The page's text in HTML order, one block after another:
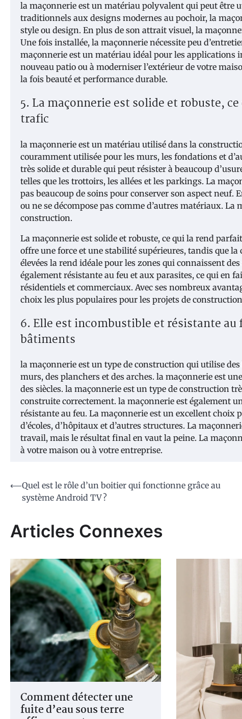
la maçonnerie est un matériau polyvalent qui peut être
traditionnels aux designs modernes au pochoir, la
style ou design. En plus de son attrait visuel, la
Une fois installée, la maçonnerie nécessite peu
maçonnerie est un matériau idéal pour les applications
nouveau patio ou à moderniser l’extérieur de votre
la fois beauté et performance durable.
5. La maçonnerie est solide et robuste,
trafic
la maçonnerie est un matériau utilisé dans la
couramment utilisée pour les murs, les fondations et
très solide et durable qui peut résister à beaucoup
telles que les trottoirs, les allées et les parkings. La
pas beaucoup de soins pour conserver son aspect
ou ne se décompose pas comme d’autres matériaux.
construction.
La maçonnerie est solide et robuste, ce qui la rend
offre une force et une stabilité supérieures, tandis que
élevées la rend idéale pour les zones qui connaissent
également résistante au feu et aux parasites, ce qui en
résidentiels et commerciaux. Avec ses nombreux
choix les plus populaires pour les projets de
6. Elle est incombustible et résistante
bâtiments
la maçonnerie est un type de construction qui utilise
murs, des planchers et des arches. la maçonnerie est
des siècles. la maçonnerie est un type de construction
construite correctement. la maçonnerie est également
résistante au feu. La maçonnerie est un excellent choix
d’écoles, d’hôpitaux et d’autres structures. La
travail, mais le résultat final en vaut la peine. La
à votre maison ou à votre entreprise.
Navigation
de
⟵Quel est le rôle d’un boitier qui fonctionne grâce au
système Android TV ?
Articles Connexes
Comment détecter une
fuite d’eau sous terre